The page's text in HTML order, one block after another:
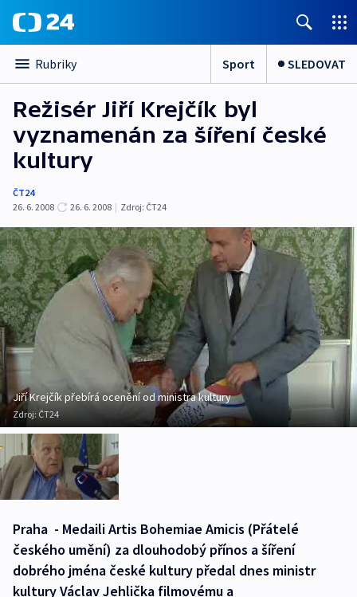
Rubriky Sport SLEDOVAT
Režisér Jiří Krejčík byl
vyznamenán za šíření české
kultury
ČT24
26. 6. 2008
26. 6. 2008 | Zdroj: ČT24
Jiří Krejčík přebírá ocenění od ministra kultury
Zdroj: ČT24
Praha - Medaili Artis Bohemiae Amicis (Přátelé
českého umění) za dlouhodobý přínos a šíření
dobrého jména české kultury předal dnes ministr
kultury Václav Jehlička filmovému a